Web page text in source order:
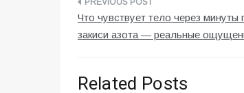
Post
navigation
Что чувствует тело через минуты
закиси азота — реальные
Related Posts